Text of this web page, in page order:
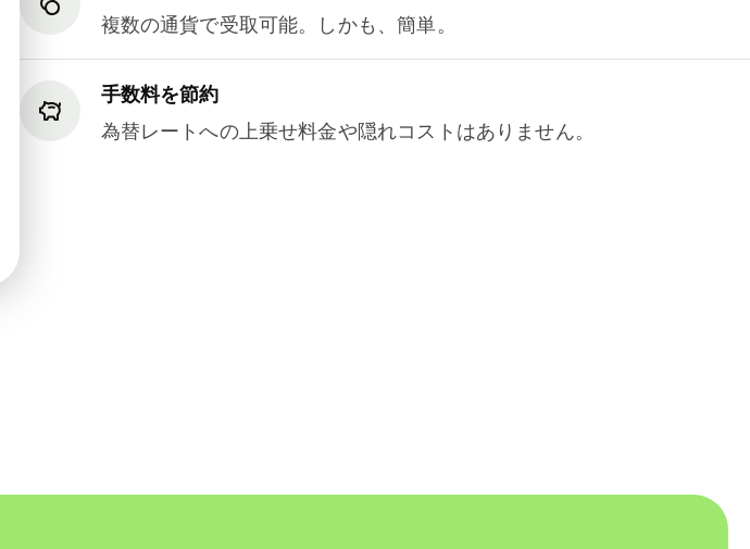
複数の通貨で受取可能。しかも、簡単。
手数料を節約
為替レートへの上乗せ料金や隠れコストはありません。